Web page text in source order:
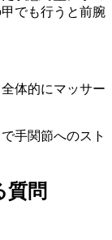
でも行うと前腕
体的にマッサー
手関節へのスト
質問